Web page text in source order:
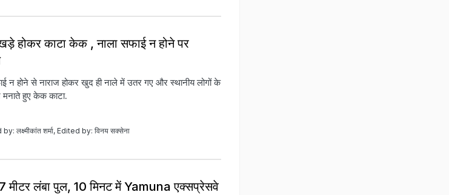
होकर काटा केक , नाला सफाई न होने पर
न होने से नाराज होकर खुद ही नाले में उतर गए और स्थानीय लोगों के
हुए केक काटा.
लक्ष्मीकांत शर्मा, Edited by: विनय सक्सेना
मीटर लंबा पुल, 10 मिनट में Yamuna एक्सप्रेसवे